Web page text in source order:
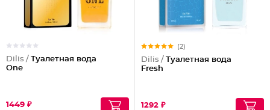
Dilis / Туалетная вода
One
1449 ₽
(2)
Dilis / Туалетная вода
Fresh
1292 ₽